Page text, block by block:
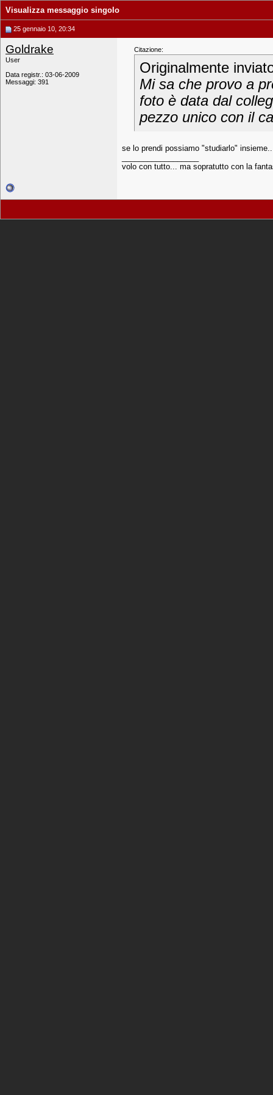
Visualizza messaggio singolo
25 gennaio 10, 20:34
Goldrake
User
Data registr.: 03-06-2009
Messaggi: 391
Citazione:
Originalmente
Mi sa che provo a
foto è data dal
pezzo unico con il
se lo prendi possiamo "studiarlo"
volo con tutto... ma sopratutto con la